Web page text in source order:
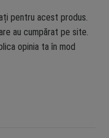
pentru acest produs.
au cumpărat pe site.
opinia ta în mod